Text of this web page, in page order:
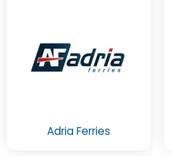
Adria Ferries